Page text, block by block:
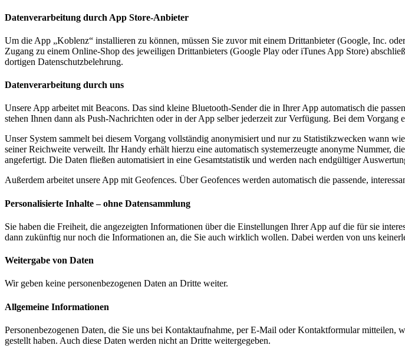
Datenverarbeitung durch App Store-Anbieter
Um die App „Koblenz“ installieren zu können, müssen Sie zuvor mit einem Drittanbieter (Google, Inc.
Zugang zu einem Online-Shop des jeweiligen Drittanbieters (Google Play oder iTunes App Store)
dortigen Datenschutzbelehrung.
Datenverarbeitung durch uns
Unsere App arbeitet mit Beacons. Das sind kleine Bluetooth-Sender die in Ihrer App automatisch die
stehen Ihnen dann als Push-Nachrichten oder in der App selber jederzeit zur Verfügung. Bei dem Vorgang
Unser System sammelt bei diesem Vorgang vollständig anonymisiert und nur zu Statistikzwecken wann
seiner Reichweite verweilt. Ihr Handy erhält hierzu eine automatisch systemerzeugte anonyme
angefertigt. Die Daten fließen automatisiert in eine Gesamtstatistik und werden nach endgültiger
Außerdem arbeitet unsere App mit Geofences. Über Geofences werden automatisch die passende,
Personalisierte Inhalte – ohne Datensammlung
Sie haben die Freiheit, die angezeigten Informationen über die Einstellungen Ihrer App auf die für sie
dann zukünftig nur noch die Informationen an, die Sie auch wirklich wollen. Dabei werden von uns
Weitergabe von Daten
Wir geben keine personenbezogenen Daten an Dritte weiter.
Allgemeine Informationen
Personenbezogenen Daten, die Sie uns bei Kontaktaufnahme, per E-Mail oder Kontaktformular
gestellt haben. Auch diese Daten werden nicht an Dritte weitergegeben.